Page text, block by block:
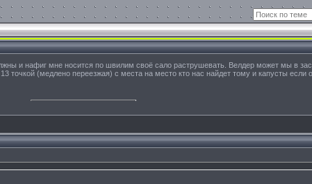
и нафиг мне носится по швилим своё сало раструшевать. Велдер может мы в
(медлено переезжая) с места на место кто нас найдет тому и капусты если